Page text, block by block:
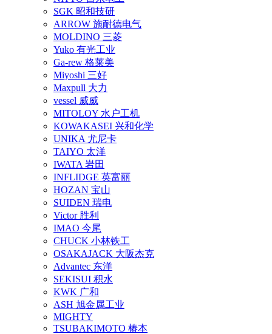
SGK 昭和技研
ARROW 施耐德电气
MOLDINO 三菱
Yuko 有光工业
Ga-rew 格莱美
Miyoshi 三好
Maxpull 大力
vessel 威威
MITOLOY 水户工机
KOWAKASEI 兴和化学
UNIKA 尤尼卡
TAIYO 太洋
IWATA 岩田
INFLIDGE 英富丽
HOZAN 宝山
SUIDEN 瑞电
Victor 胜利
IMAO 今尾
CHUCK 小林铁工
OSAKAJACK 大阪杰克
Advantec 东洋
SEKISUI 积水
KWK 广和
ASH 旭金属工业
MIGHTY
TSUBAKIMOTO 椿本